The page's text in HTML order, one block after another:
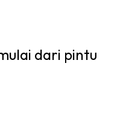
dari pintu